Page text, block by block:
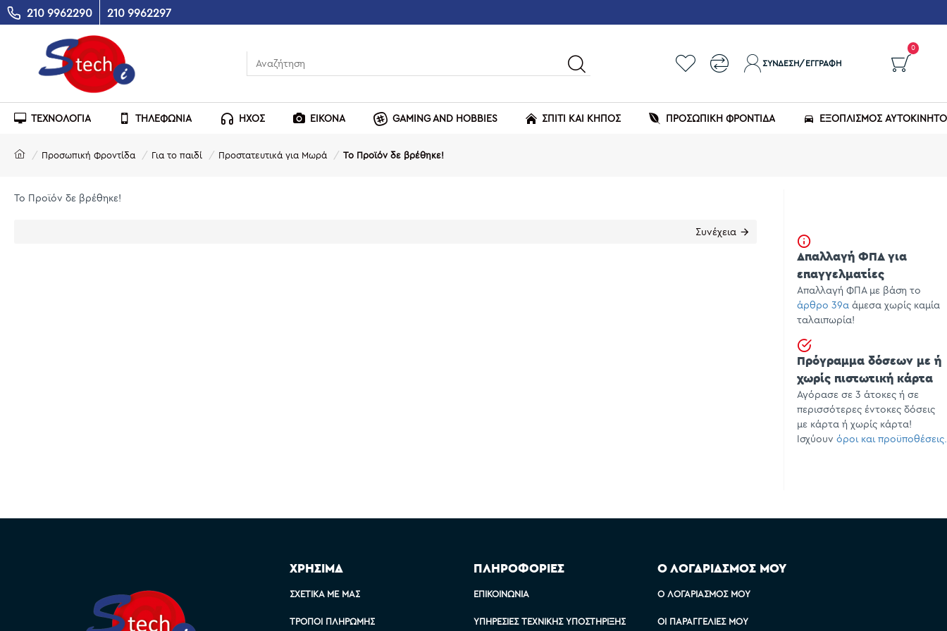
210 9962290 210 9962297
ΣΎΝΔΕΣΗ/ΕΓΓΡΑΦΉ
0
ΤΕΧΝΟΛΟΓΙΑ ΤΗΛΕΦΩΝΙΑ ΗΧΟΣ ΕΙΚΟΝΑ GAMING AND HOBBIES ΣΠΙΤΙ ΚΑΙ ΚΗΠΟΣ ΠΡΟΣΩΠΙΚΗ ΦΡΟΝΤΙΔΑ ΕΞΟΠΛΙΣΜΌΣ
Προσωπική Φροντίδα Για το παιδί Προστατευτικά για Μωρά Το Προϊόν δε βρέθηκε!
Το Προϊόν δε βρέθηκε!
Συνέχεια
Απαλλαγή ΦΠΑ για
επαγγελματίες
Απαλλαγή ΦΠΑ με βάση το
άρθρο 39α άμεσα χωρίς καμία
ταλαιπωρία!
Πρόγραμμα δόσεων με ή
χωρίς πιστωτική κάρτα
Αγόρασε σε 3 άτοκες ή σε
περισσότερες έντοκες δόσεις
με κάρτα ή χωρίς κάρτα!
Ισχύουν όροι και προϋποθέσεις.
ΧΡΗΣΙΜΑ
ΣΧΕΤΙΚΆ ΜΕ ΜΑΣ
ΤΡΌΠΟΙ ΠΛΗΡΩΜΉΣ
ΠΛΗΡΟΦΟΡΙΕΣ
ΕΠΙΚΟΙΝΩΝΊΑ
ΥΠΗΡΕΣΊΕΣ ΤΕΧΝΙΚΉΣ ΥΠΟΣΤΉΡΙΞΗΣ
Ο ΛΟΓΑΡΙΑΣΜΟΣ ΜΟΥ
Ο ΛΟΓΑΡΙΑΣΜΌΣ ΜΟΥ
ΟΙ ΠΑΡΑΓΓΕΛΊΕΣ ΜΟΥ